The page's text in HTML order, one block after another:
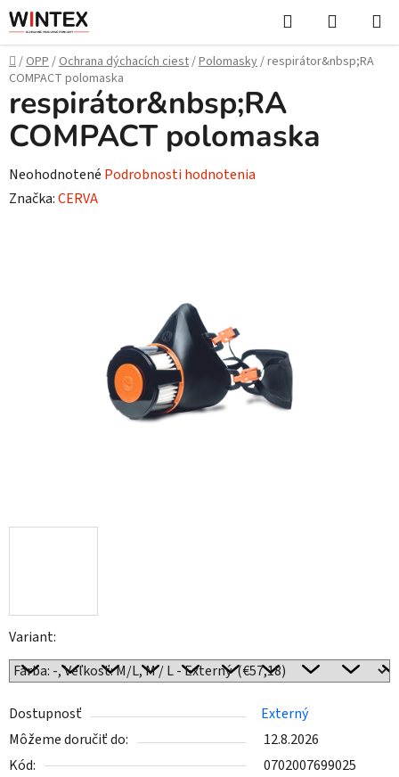
Prejsť
na
obsah
Hľadať
KOŠÍK
Domov
/OPP/Ochrana dýchacích ciest/Polomasky/respirátor&nbsp;RA
COMPACT polomaska
Variant:
Dostupnosť
Externý
Môžeme doručiť do:
12.8.2026
Kód:
0702007699025
respirátor&nbsp;RA
COMPACT polomaska
Priemerné
hodnotenie
Neohodnotené Podrobnosti hodnotenia
Značka:CERVA